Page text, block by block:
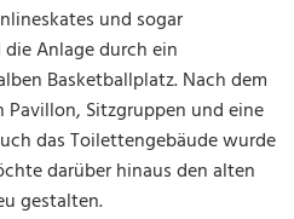
und sogar
Anlage durch ein
Basketballplatz. Nach dem
Sitzgruppen und eine
das Toilettengebäude wurde
darüber hinaus den alten
gestalten.